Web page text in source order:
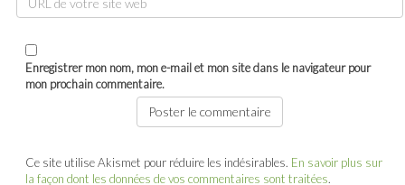
Enregistrer mon nom, mon e-mail et mon site dans le navigateur pour
mon prochain commentaire.
Ce site utilise Akismet pour réduire les indésirables. En savoir plus sur
la façon dont les données de vos commentaires sont traitées.